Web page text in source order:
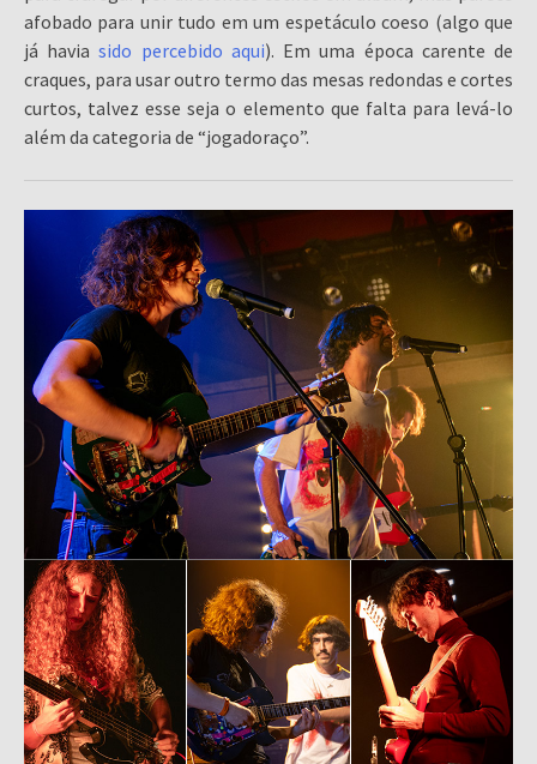
afobado para unir tudo em um espetáculo coeso (algo que
já haviasido percebido aqui). Em uma época carente de
craques, para usar outro termo das mesas redondas e cortes
curtos, talvez esse seja o elemento que falta para levá-lo
além da categoria de “jogadoraço”.